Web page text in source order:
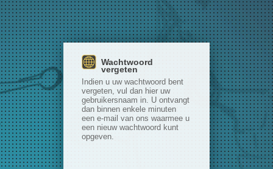
Wachtwoord
vergeten
Indien u uw wachtwoord bent
vergeten, vul dan hier uw
gebruikersnaam in. U ontvangt
dan binnen enkele minuten
een e-mail van ons waarmee u
een nieuw wachtwoord kunt
opgeven.